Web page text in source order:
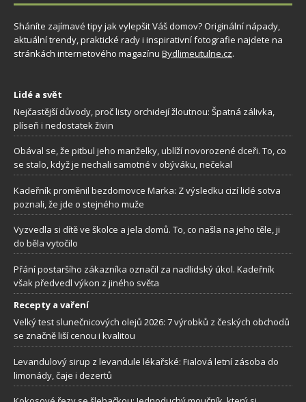
Sháníte zajímavé tipy jak vylepšit Váš domov? Originální nápady,
aktuální trendy, praktické rady i inspirativní fotografie najdete na
stránkách internetového magazínu Bydlimeutulne.cz.
Lidé a svět
Nejčastější důvody, proč listy orchidejí žloutnou: Špatná zálivka,
plíseň i nedostatek živin
Obával se, že pitbul jeho manželky, ublíží novorozené dceři. To, co
se stalo, když je nechali samotné v obýváku, nečekal
Kadeřník proměnil bezdomovce Marka: Z výsledku cizí lidé sotva
poznali, že jde o stejného muže
Vyzvedla si dítě ve školce a jela domů. To, co našla na jeho těle, ji
do běla vytočilo
Přání postaršího zákazníka označil za nadlidský úkol. Kadeřník
však předvedl výkon z jiného světa
Recepty a vaření
Velký test slunečnicových olejů 2026: 7 výrobků z českých obchodů
se značně liší cenou i kvalitou
Levandulový sirup z levandule lékařské: Fialová letní zásoba do
limonády, čaje i dezertů